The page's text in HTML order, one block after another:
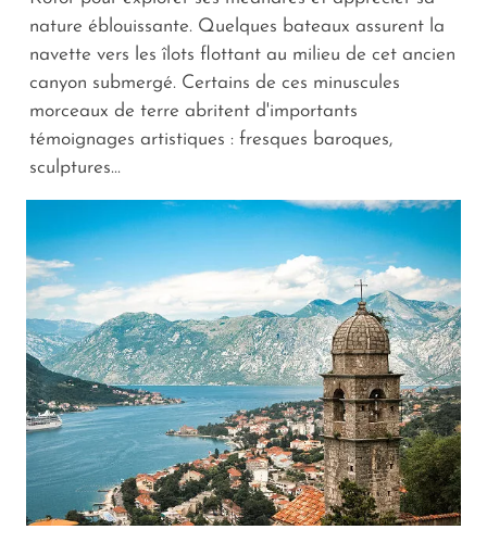
nature éblouissante. Quelques bateaux assurent la
navette vers les îlots flottant au milieu de cet ancien
canyon submergé. Certains de ces minuscules
morceaux de terre abritent d'importants
témoignages artistiques : fresques baroques,
sculptures...